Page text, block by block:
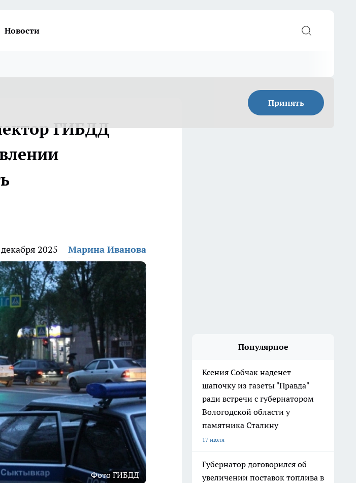
Новости
Принять
ГИБДД
2025 Марина Иванова
Фото ГИБДД
Популярное
Ксения Собчак наденет
шапочку из газеты "Правда"
ради встречи с губернатором
Вологодской области у
памятника Сталину
17 июля
Губернатор договорился об
увеличении поставок топлива в